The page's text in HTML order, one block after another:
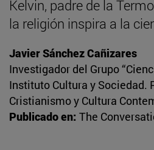
Kelvin, padre de la
la religión inspira a la
Javier Sánchez Cañizares
Investigador del Grupo
Instituto Cultura y Sociedad.
Cristianismo y Cultura
Publicado en: The